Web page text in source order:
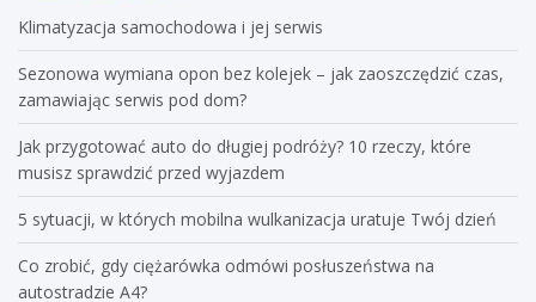
Klimatyzacja samochodowa i jej serwis
Sezonowa wymiana opon bez kolejek – jak zaoszczędzić czas,
zamawiając serwis pod dom?
Jak przygotować auto do długiej podróży? 10 rzeczy, które
musisz sprawdzić przed wyjazdem
5 sytuacji, w których mobilna wulkanizacja uratuje Twój dzień
Co zrobić, gdy ciężarówka odmówi posłuszeństwa na
autostradzie A4?